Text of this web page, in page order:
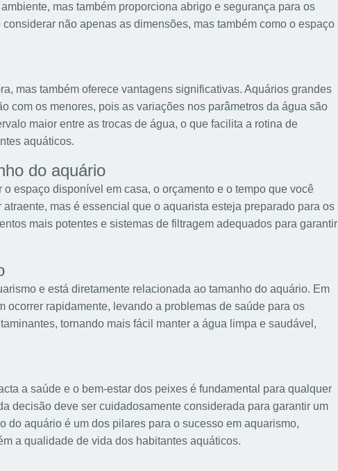
mas também proporciona abrigo e segurança para os
não apenas as dimensões, mas também como o espaço
mas também oferece vantagens significativas. Aquários grandes
com os menores, pois as variações nos parâmetros da água são
maior entre as trocas de água, o que facilita a rotina de
aquáticos.
do aquário
espaço disponível em casa, o orçamento e o tempo que você
mas é essencial que o aquarista esteja preparado para os
mais potentes e sistemas de filtragem adequados para garantir
e está diretamente relacionada ao tamanho do aquário. Em
rapidamente, levando a problemas de saúde para os
tornando mais fácil manter a água limpa e saudável,
a saúde e o bem-estar dos peixes é fundamental para qualquer
decisão deve ser cuidadosamente considerada para garantir um
do aquário é um dos pilares para o sucesso em aquarismo,
a qualidade de vida dos habitantes aquáticos.